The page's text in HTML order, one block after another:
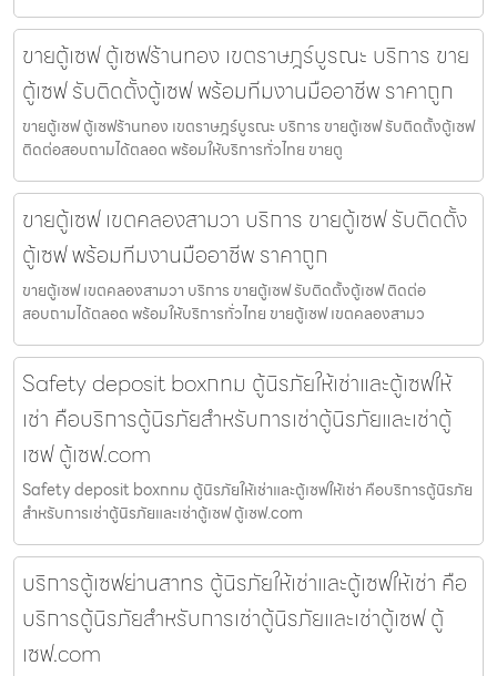
ขายตู้เซฟ ตู้เซฟร้านทอง เขตราษฎร์บูรณะ บริการ ขาย
ตู้เซฟ รับติดตั้งตู้เซฟ พร้อมทีมงานมืออาชีพ ราคาถูก
ขายตู้เซฟ ตู้เซฟร้านทอง เขตราษฎร์บูรณะ บริการ ขายตู้เซฟ รับติดตั้งตู้เซฟ
ติดต่อสอบถามได้ตลอด พร้อมให้บริการทั่วไทย ขายตู
ขายตู้เซฟ เขตคลองสามวา บริการ ขายตู้เซฟ รับติดตั้ง
ตู้เซฟ พร้อมทีมงานมืออาชีพ ราคาถูก
ขายตู้เซฟ เขตคลองสามวา บริการ ขายตู้เซฟ รับติดตั้งตู้เซฟ ติดต่อ
สอบถามได้ตลอด พร้อมให้บริการทั่วไทย ขายตู้เซฟ เขตคลองสามว
Safety deposit boxกทม ตู้นิรภัยให้เช่าและตู้เซฟให้
เช่า คือบริการตู้นิรภัยสำหรับการเช่าตู้นิรภัยและเช่าตู้
เซฟ ตู้เซฟ.com
Safety deposit boxกทม ตู้นิรภัยให้เช่าและตู้เซฟให้เช่า คือบริการตู้นิรภัย
สำหรับการเช่าตู้นิรภัยและเช่าตู้เซฟ ตู้เซฟ.com
บริการตู้เซฟย่านสาทร ตู้นิรภัยให้เช่าและตู้เซฟให้เช่า คือ
บริการตู้นิรภัยสำหรับการเช่าตู้นิรภัยและเช่าตู้เซฟ ตู้
เซฟ.com